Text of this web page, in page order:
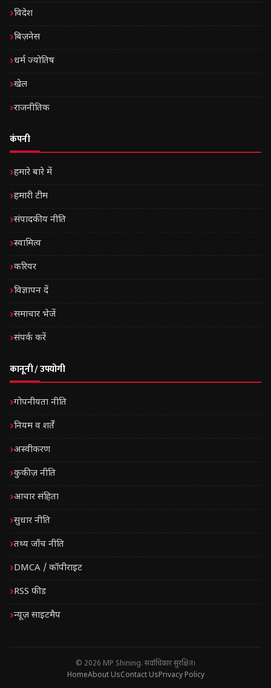
विदेश
बिज़नेस
धर्म ज्योतिष
खेल
राजनीतिक
कंपनी
हमारे बारे में
हमारी टीम
संपादकीय नीति
स्वामित्व
करियर
विज्ञापन दें
समाचार भेजें
संपर्क करें
कानूनी / उपयोगी
गोपनीयता नीति
नियम व शर्तें
अस्वीकरण
कुकीज़ नीति
आचार संहिता
सुधार नीति
तथ्य जाँच नीति
DMCA / कॉपीराइट
RSS फीड
न्यूज़ साइटमैप
© 2026 MP Shining. सर्वाधिकार सुरक्षित।
HomeAbout UsContact UsPrivacy Policy